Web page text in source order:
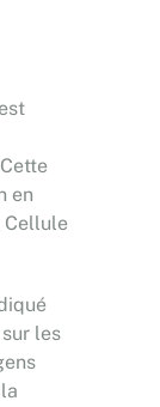
en
Cellule
les